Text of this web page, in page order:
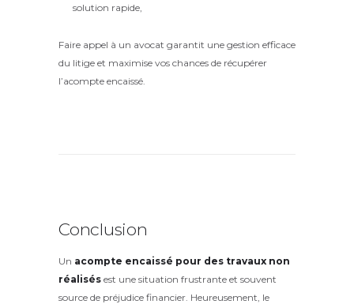
solution rapide,
Faire appel à un avocat garantit une gestion efficace
du litige et maximise vos chances de récupérer
l’acompte encaissé.
Conclusion
Un acompte encaissé pour des travaux non
réalisés est une situation frustrante et souvent
source de préjudice financier. Heureusement, le